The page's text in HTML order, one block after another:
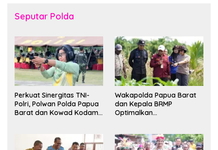
Seputar Polda
Perkuat Sinergitas TNI-
Polri, Polwan Polda Papua
Barat dan Kowad Kodam
Persahabatan
Wakapolda Papua Barat
dan Kepala BRMP
Optimalkan
Pangan Papua Barat